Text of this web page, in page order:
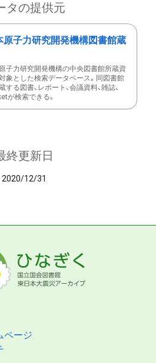
タの提供元
原子力研究開発機構図書館蔵
子力研究開発機構の中央図書館所蔵資
象とした検索データベース。同図書館
する図書、レポート、会議資料、雑誌、
が検索できる。
終更新日
2020/12/31
ページ